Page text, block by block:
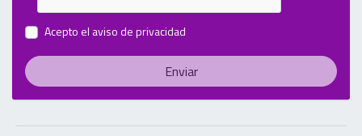
Acepto el aviso de privacidad
Enviar